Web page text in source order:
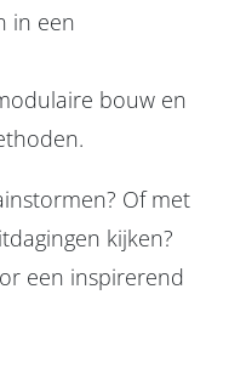
in een
bouw en
Of met
kijken?
een inspirerend